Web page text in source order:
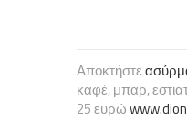
Αποκτήστε
καφέ, μπαρ,
25 ευρώ